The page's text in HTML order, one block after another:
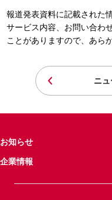
報道発表資料に記載された
サービス内容、お問い合わ
ことがありますので、あら
ニ
お知らせ
企業情報